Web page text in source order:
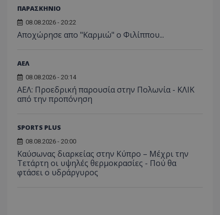
ΠΑΡΑΣΚΗΝΙΟ
08.08.2026 - 20:22
Aποχώρησε απο "Καρμιώ" ο Φιλίππου...
ΑΕΛ
08.08.2026 - 20:14
ΑΕΛ: Προεδρική παρουσία στην Πολωνία - ΚΛΙΚ
από την προπόνηση
SPORTS PLUS
08.08.2026 - 20:00
Καύσωνας διαρκείας στην Κύπρο – Μέχρι την
Τετάρτη οι υψηλές θερμοκρασίες - Πού θα
φτάσει ο υδράργυρος